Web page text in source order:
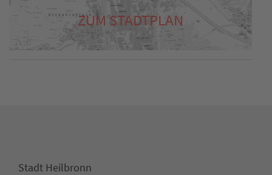
ZUM STADTPLAN
Stadt Heilbronn